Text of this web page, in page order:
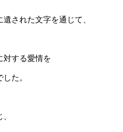
された文字を通じて、
対する愛情を
た。